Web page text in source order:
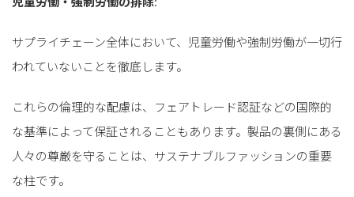
サプライチェーン全体において、児童労働や強制労働が一切行
われていないことを徹底します。
これらの倫理的な配慮は、フェアトレード認証などの国際的
な基準によって保証されることもあります。製品の裏側にある
人々の尊厳を守ることは、サステナブルファッションの重要
な柱です。